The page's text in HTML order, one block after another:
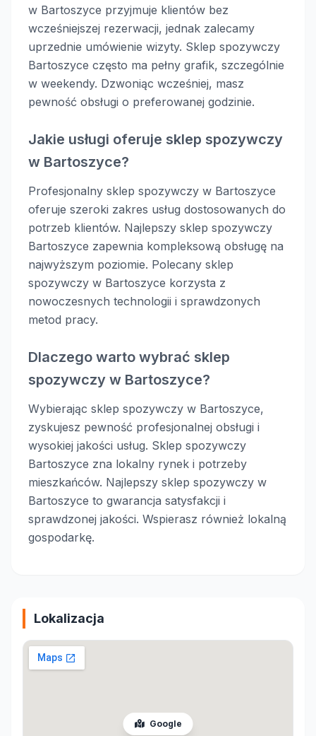
w Bartoszyce przyjmuje klientów bez
wcześniejszej rezerwacji, jednak zalecamy
uprzednie umówienie wizyty. Sklep spozywczy
Bartoszyce często ma pełny grafik, szczególnie
w weekendy. Dzwoniąc wcześniej, masz
pewność obsługi o preferowanej godzinie.
Jakie usługi oferuje sklep spozywczy
w Bartoszyce?
Profesjonalny sklep spozywczy w Bartoszyce
oferuje szeroki zakres usług dostosowanych do
potrzeb klientów. Najlepszy sklep spozywczy
Bartoszyce zapewnia kompleksową obsługę na
najwyższym poziomie. Polecany sklep
spozywczy w Bartoszyce korzysta z
nowoczesnych technologii i sprawdzonych
metod pracy.
Dlaczego warto wybrać sklep
spozywczy w Bartoszyce?
Wybierając sklep spozywczy w Bartoszyce,
zyskujesz pewność profesjonalnej obsługi i
wysokiej jakości usług. Sklep spozywczy
Bartoszyce zna lokalny rynek i potrzeby
mieszkańców. Najlepszy sklep spozywczy w
Bartoszyce to gwarancja satysfakcji i
sprawdzonej jakości. Wspierasz również lokalną
gospodarkę.
Lokalizacja
Google